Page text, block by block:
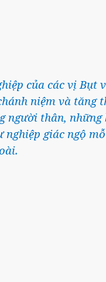
của các vị Bụt
niệm và tăng
người thân, những
nghiệp giác ngộ